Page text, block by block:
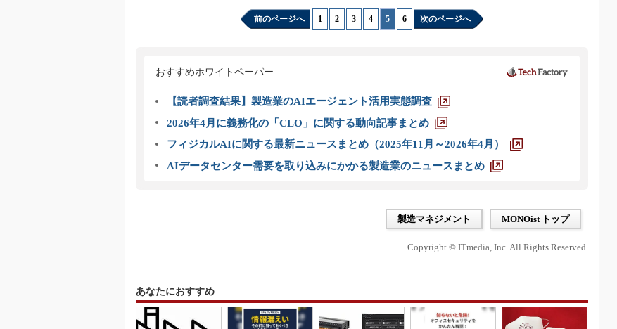
前のページへ 1 2 3 4 5 6 次のページへ
おすすめホワイトペーパー
【読者調査結果】製造業のAIエージェント活用実態調査
2026年4月に義務化の「CLO」に関する動向記事まとめ
フィジカルAIに関する最新ニュースまとめ（2025年11月～2026年4月）
AIデータセンター需要を取り込みにかかる製造業のニュースまとめ
製造マネジメント MONOist トップ
Copyright © ITmedia, Inc. All Rights Reserved.
あなたにおすすめ